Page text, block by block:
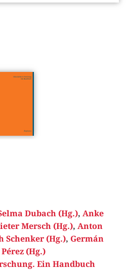
Dubach (Hg.), Anke
Mersch (Hg.), Anton
Schenker (Hg.), Germán
(Hg.)
Ein Handbuch